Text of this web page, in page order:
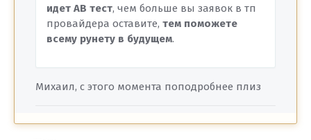
идет АB тест, чем больше вы заявок в тп
провайдера оставите, тем поможете
всему рунету в будущем.
Михаил, с этого момента поподробнее плиз